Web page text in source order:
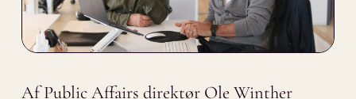
Af Public Affairs direktør Ole Winther